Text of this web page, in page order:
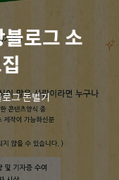
로그 소
그 돈벌기